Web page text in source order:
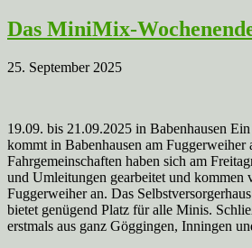
Das MiniMix-
25. September 2025
19.09. bis 21.09.2025 in Babenhausen
kommt in Babenhausen am Fuggerweiher
Fahrgemeinschaften haben sich am
und Umleitungen gearbeitet und kommen
Fuggerweiher an. Das
bietet genügend Platz für alle Minis.
erstmals aus ganz Göggingen, Inningen